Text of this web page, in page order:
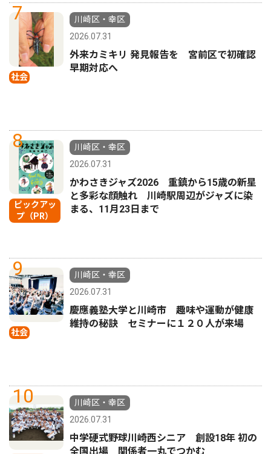
7
社会
川崎区・幸区
2026.07.31
外来カミキリ 発見報告を 宮前区で初確認
早期対応へ
8
ピックアッ
プ（PR）
川崎区・幸区
2026.07.31
かわさきジャズ2026 重鎮から15歳の新星
と多彩な顔触れ 川崎駅周辺がジャズに染
まる、11月23日まで
9
社会
川崎区・幸区
2026.07.31
慶應義塾大学と川崎市 趣味や運動が健康
維持の秘訣 セミナーに１２０人が来場
10
川崎区・幸区
2026.07.31
中学硬式野球川崎西シニア 創設18年 初の
全国出場 関係者一丸でつかむ